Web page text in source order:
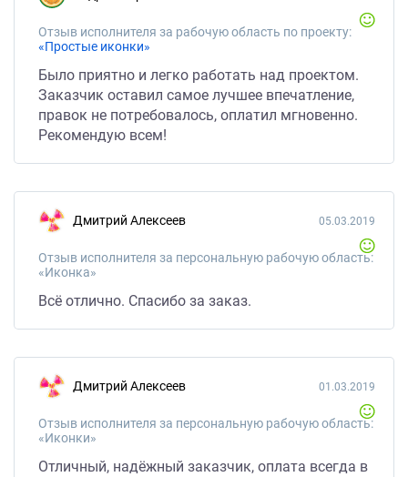
Отзыв исполнителя за рабочую область по проекту:
«Простые иконки»
Было приятно и легко работать над проектом.
Заказчик оставил самое лучшее впечатление,
правок не потребовалось, оплатил мгновенно.
Рекомендую всем!
Дмитрий Алексеев
Отзыв исполнителя за персональную рабочую область:
«Иконка»
05.03.2019
Всё отлично. Спасибо за заказ.
Дмитрий Алексеев
Отзыв исполнителя за персональную рабочую область:
«Иконки»
01.03.2019
Отличный, надёжный заказчик, оплата всегда в